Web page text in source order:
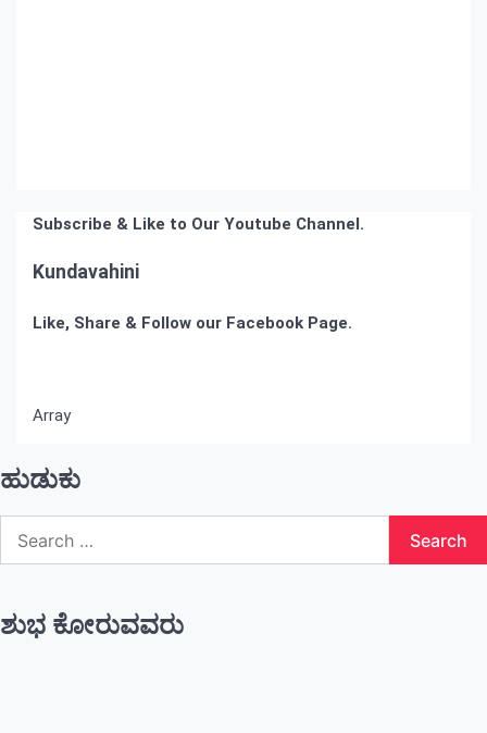
Subscribe & Like to Our Youtube Channel.
Kundavahini
Like, Share & Follow our Facebook Page.
Array
ಹುಡುಕು
for:
ಶುಭ ಕೋರುವವರು